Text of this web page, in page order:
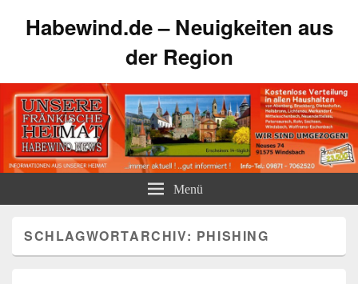
Habewind.de – Neuigkeiten aus
der Region
Menü
SCHLAGWORTARCHIV: PHISHING